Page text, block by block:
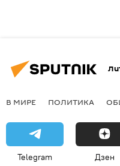
В МИРЕ ПОЛИТИКА
Telegram Дзен